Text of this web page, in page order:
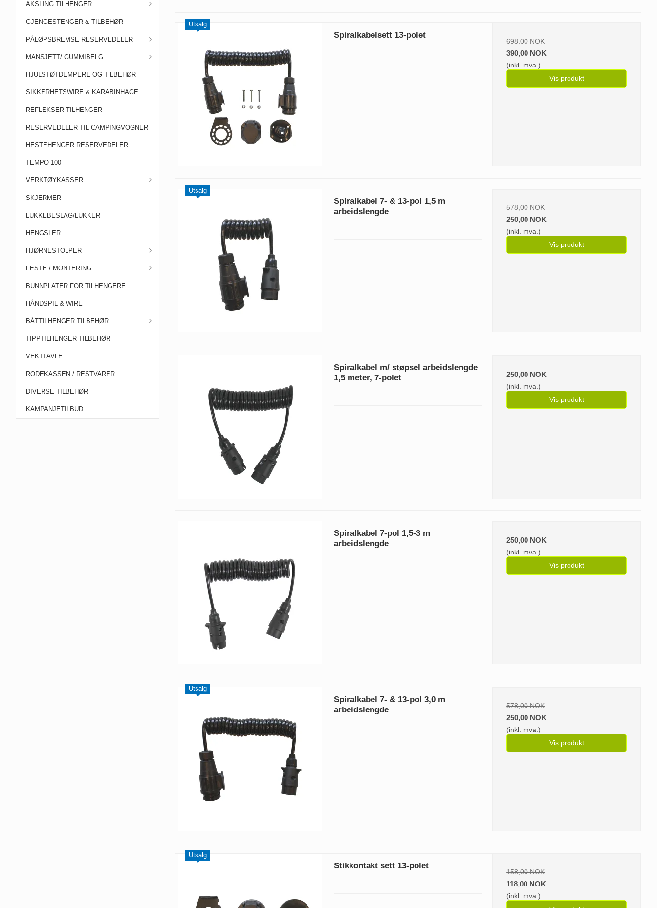
AKSLING TILHENGER
GJENGESTENGER & TILBEHØR
PÅLØPSBREMSE RESERVEDELER
MANSJETT/ GUMMIBELG
HJULSTØTDEMPERE OG TILBEHØR
SIKKERHETSWIRE & KARABINHAGE
REFLEKSER TILHENGER
RESERVEDELER TIL CAMPINGVOGNER
HESTEHENGER RESERVEDELER
TEMPO 100
VERKTØYKASSER
SKJERMER
LUKKEBESLAG/LUKKER
HENGSLER
HJØRNESTOLPER
FESTE / MONTERING
BUNNPLATER FOR TILHENGERE
HÅNDSPIL & WIRE
BÅTTILHENGER TILBEHØR
TIPPTILHENGER TILBEHØR
VEKTTAVLE
RODEKASSEN / RESTVARER
DIVERSE TILBEHØR
KAMPANJETILBUD
Utsalg
Spiralkabelsett 13-polet
698,00 NOK
390,00 NOK
(inkl. mva.)
Vis produkt
Utsalg
Spiralkabel 7- & 13-pol 1,5 m
arbeidslengde
578,00 NOK
250,00 NOK
(inkl. mva.)
Vis produkt
Spiralkabel m/ støpsel arbeidslengde
1,5 meter, 7-polet
250,00 NOK
(inkl. mva.)
Vis produkt
Spiralkabel 7-pol 1,5-3 m
arbeidslengde
250,00 NOK
(inkl. mva.)
Vis produkt
Utsalg
Spiralkabel 7- & 13-pol 3,0 m
arbeidslengde
578,00 NOK
250,00 NOK
(inkl. mva.)
Vis produkt
Utsalg
Stikkontakt sett 13-polet
158,00 NOK
118,00 NOK
(inkl. mva.)